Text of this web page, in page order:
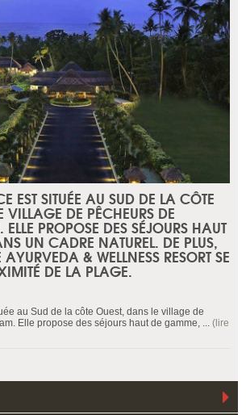
EST SITUÉE AU SUD DE LA CÔTE
VILLAGE DE PÊCHEURS DE
PROPOSE DES SÉJOURS HAUT
UN CADRE NATUREL. DE PLUS,
& WELLNESS RESORT SE
DE LA PLAGE.
au Sud de la côte Ouest, dans le village de
Elle propose des séjours haut de gamme, ... (lire